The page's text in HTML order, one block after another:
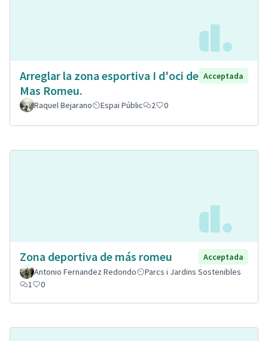
Arreglar la zona esportiva I d'oci de
Mas Romeu.
Acceptada
Raquel Bejarano Espai Públic 2 0
Zona deportiva de más romeu
Acceptada
Antonio Fernandez Redondo
Parcs i Jardins Sostenibles
1
0